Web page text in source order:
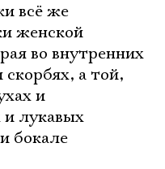
всё же
женской
во внутренних
а той,
и
и лукавых
бокале